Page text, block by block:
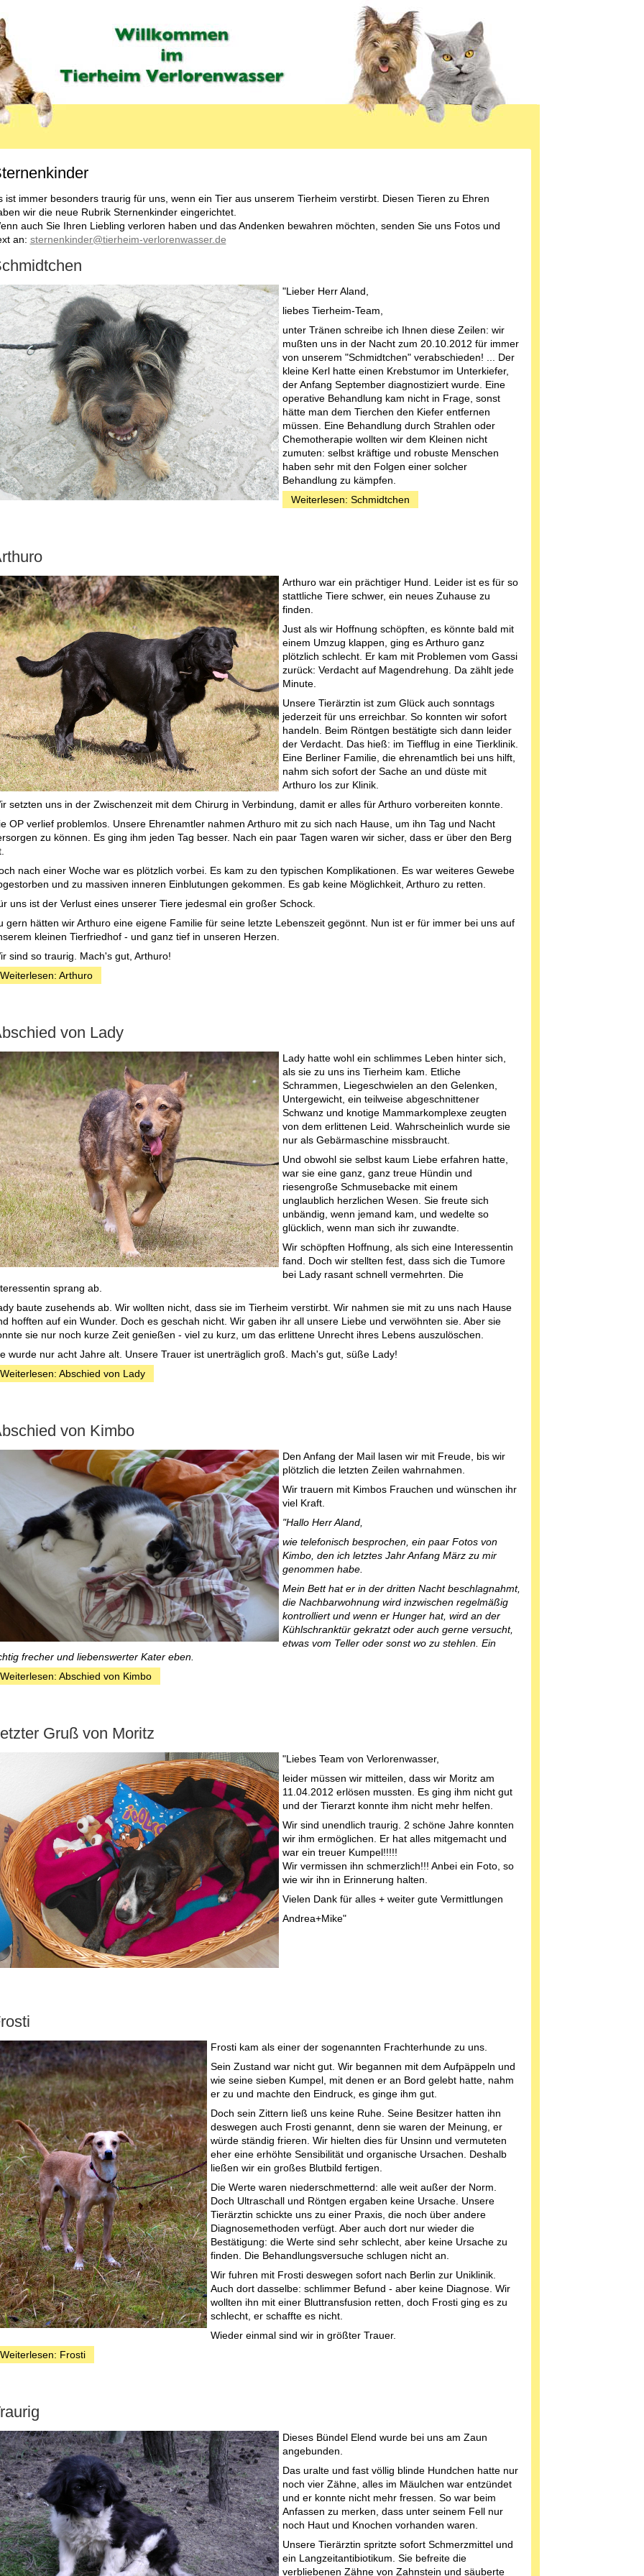
ist immer besonders traurig für uns, wenn ein Tier aus unserem Tierheim verstirbt. Diesen Tieren zu Ehren
wir die neue Rubrik Sternenkinder eingerichtet.
auch Sie Ihren Liebling verloren haben und das Andenken bewahren möchten, senden Sie uns Fotos und
an: sternenkinder@tierheim-verlorenwasser.de
"Lieber Herr Aland,
liebes Tierheim-Team,
unter Tränen schreibe ich Ihnen diese Zeilen: wir
mußten uns in der Nacht zum 20.10.2012 für immer
von unserem "Schmidtchen" verabschieden! ... Der
kleine Kerl hatte einen Krebstumor im Unterkiefer,
der Anfang September diagnostiziert wurde. Eine
operative Behandlung kam nicht in Frage, sonst
hätte man dem Tierchen den Kiefer entfernen
müssen. Eine Behandlung durch Strahlen oder
Chemotherapie wollten wir dem Kleinen nicht
zumuten: selbst kräftige und robuste Menschen
haben sehr mit den Folgen einer solcher
Behandlung zu kämpfen.
Weiterlesen: Schmidtchen
Arthuro war ein prächtiger Hund. Leider ist es für so
stattliche Tiere schwer, ein neues Zuhause zu
finden.
Just als wir Hoffnung schöpften, es könnte bald mit
einem Umzug klappen, ging es Arthuro ganz
plötzlich schlecht. Er kam mit Problemen vom Gassi
zurück: Verdacht auf Magendrehung. Da zählt jede
Minute.
Unsere Tierärztin ist zum Glück auch sonntags
jederzeit für uns erreichbar. So konnten wir sofort
handeln. Beim Röntgen bestätigte sich dann leider
der Verdacht. Das hieß: im Tiefflug in eine Tierklinik.
Eine Berliner Familie, die ehrenamtlich bei uns hilft,
nahm sich sofort der Sache an und düste mit
Arthuro los zur Klinik.
setzten uns in der Zwischenzeit mit dem Chirurg in Verbindung, damit er alles für Arthuro vorbereiten konnte.
OP verlief problemlos. Unsere Ehrenamtler nahmen Arthuro mit zu sich nach Hause, um ihn Tag und Nacht
zu können. Es ging ihm jeden Tag besser. Nach ein paar Tagen waren wir sicher, dass er über den Berg
nach einer Woche war es plötzlich vorbei. Es kam zu den typischen Komplikationen. Es war weiteres Gewebe
und zu massiven inneren Einblutungen gekommen. Es gab keine Möglichkeit, Arthuro zu retten.
uns ist der Verlust eines unserer Tiere jedesmal ein großer Schock.
gern hätten wir Arthuro eine eigene Familie für seine letzte Lebenszeit gegönnt. Nun ist er für immer bei uns auf
kleinen Tierfriedhof - und ganz tief in unseren Herzen.
sind so traurig. Mach's gut, Arthuro!
Weiterlesen: Arthuro
von Lady
Lady hatte wohl ein schlimmes Leben hinter sich,
als sie zu uns ins Tierheim kam. Etliche
Schrammen, Liegeschwielen an den Gelenken,
Untergewicht, ein teilweise abgeschnittener
Schwanz und knotige Mammarkomplexe zeugten
von dem erlittenen Leid. Wahrscheinlich wurde sie
nur als Gebärmaschine missbraucht.
Und obwohl sie selbst kaum Liebe erfahren hatte,
war sie eine ganz, ganz treue Hündin und
riesengroße Schmusebacke mit einem
unglaublich herzlichen Wesen. Sie freute sich
unbändig, wenn jemand kam, und wedelte so
glücklich, wenn man sich ihr zuwandte.
Wir schöpften Hoffnung, als sich eine Interessentin
fand. Doch wir stellten fest, dass sich die Tumore
bei Lady rasant schnell vermehrten. Die
sprang ab.
baute zusehends ab. Wir wollten nicht, dass sie im Tierheim verstirbt. Wir nahmen sie mit zu uns nach Hause
hofften auf ein Wunder. Doch es geschah nicht. Wir gaben ihr all unsere Liebe und verwöhnten sie. Aber sie
sie nur noch kurze Zeit genießen - viel zu kurz, um das erlittene Unrecht ihres Lebens auszulöschen.
wurde nur acht Jahre alt. Unsere Trauer ist unerträglich groß. Mach's gut, süße Lady!
Weiterlesen: Abschied von Lady
von Kimbo
Den Anfang der Mail lasen wir mit Freude, bis wir
plötzlich die letzten Zeilen wahrnahmen.
Wir trauern mit Kimbos Frauchen und wünschen ihr
viel Kraft.
"Hallo Herr Aland,
wie telefonisch besprochen, ein paar Fotos von
Kimbo, den ich letztes Jahr Anfang März zu mir
genommen habe.
Mein Bett hat er in der dritten Nacht beschlagnahmt,
die Nachbarwohnung wird inzwischen regelmäßig
kontrolliert und wenn er Hunger hat, wird an der
Kühlschranktür gekratzt oder auch gerne versucht,
etwas vom Teller oder sonst wo zu stehlen. Ein
frecher und liebenswerter Kater eben.
Weiterlesen: Abschied von Kimbo
Gruß von Moritz
"Liebes Team von Verlorenwasser,
leider müssen wir mitteilen, dass wir Moritz am
11.04.2012 erlösen mussten. Es ging ihm nicht gut
und der Tierarzt konnte ihm nicht mehr helfen.
Wir sind unendlich traurig. 2 schöne Jahre konnten
wir ihm ermöglichen. Er hat alles mitgemacht und
war ein treuer Kumpel!!!!!
Wir vermissen ihn schmerzlich!!! Anbei ein Foto, so
wie wir ihn in Erinnerung halten.
Vielen Dank für alles + weiter gute Vermittlungen
Andrea+Mike"
Frosti kam als einer der sogenannten Frachterhunde zu uns.
Sein Zustand war nicht gut. Wir begannen mit dem Aufpäppeln und
wie seine sieben Kumpel, mit denen er an Bord gelebt hatte, nahm
er zu und machte den Eindruck, es ginge ihm gut.
Doch sein Zittern ließ uns keine Ruhe. Seine Besitzer hatten ihn
deswegen auch Frosti genannt, denn sie waren der Meinung, er
würde ständig frieren. Wir hielten dies für Unsinn und vermuteten
eher eine erhöhte Sensibilität und organische Ursachen. Deshalb
ließen wir ein großes Blutbild fertigen.
Die Werte waren niederschmetternd: alle weit außer der Norm.
Doch Ultraschall und Röntgen ergaben keine Ursache. Unsere
Tierärztin schickte uns zu einer Praxis, die noch über andere
Diagnosemethoden verfügt. Aber auch dort nur wieder die
Bestätigung: die Werte sind sehr schlecht, aber keine Ursache zu
finden. Die Behandlungsversuche schlugen nicht an.
Wir fuhren mit Frosti deswegen sofort nach Berlin zur Uniklinik.
Auch dort dasselbe: schlimmer Befund - aber keine Diagnose. Wir
wollten ihn mit einer Bluttransfusion retten, doch Frosti ging es zu
schlecht, er schaffte es nicht.
Wieder einmal sind wir in größter Trauer.
Weiterlesen: Frosti
Dieses Bündel Elend wurde bei uns am Zaun
angebunden.
Das uralte und fast völlig blinde Hundchen hatte nur
noch vier Zähne, alles im Mäulchen war entzündet
und er konnte nicht mehr fressen. So war beim
Anfassen zu merken, dass unter seinem Fell nur
noch Haut und Knochen vorhanden waren.
Unsere Tierärztin spritzte sofort Schmerzmittel und
ein Langzeitantibiotikum. Sie befreite die
verbliebenen Zähne von Zahnstein und säuberte